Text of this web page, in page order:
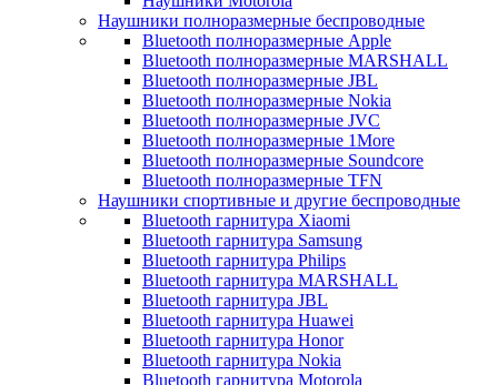
Наушники полноразмерные беспроводные
Bluetooth полноразмерные Apple
Bluetooth полноразмерные MARSHALL
Bluetooth полноразмерные JBL
Bluetooth полноразмерные Nokia
Bluetooth полноразмерные JVC
Bluetooth полноразмерные 1More
Bluetooth полноразмерные Soundcore
Bluetooth полноразмерные TFN
Наушники спортивные и другие беспроводные
Bluetooth гарнитура Xiaomi
Bluetooth гарнитура Samsung
Bluetooth гарнитура Philips
Bluetooth гарнитура MARSHALL
Bluetooth гарнитура JBL
Bluetooth гарнитура Huawei
Bluetooth гарнитура Honor
Bluetooth гарнитура Nokia
Bluetooth гарнитура Motorola